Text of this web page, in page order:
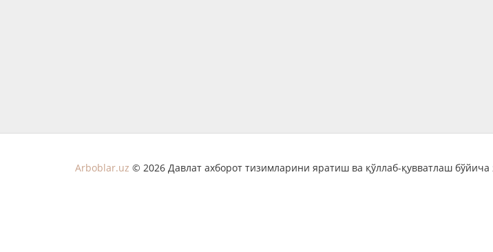
Arboblar.uz © 2026 Давлат ахборот тизимларини яратиш ва қўллаб-қувватлаш бўйича